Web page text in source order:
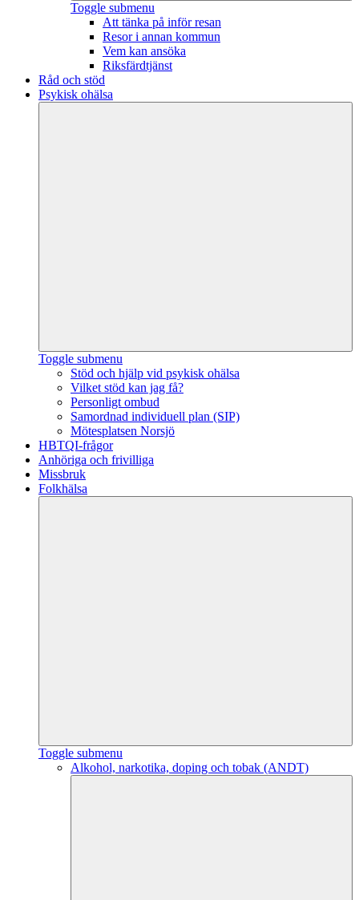
Toggle submenu
Att tänka på inför resan
Resor i annan kommun
Vem kan ansöka
Riksfärdtjänst
Råd och stöd
Psykisk ohälsa
Toggle submenu
Stöd och hjälp vid psykisk ohälsa
Vilket stöd kan jag få?
Personligt ombud
Samordnad individuell plan (SIP)
Mötesplatsen Norsjö
HBTQI-frågor
Anhöriga och frivilliga
Missbruk
Folkhälsa
Toggle submenu
Alkohol, narkotika, doping och tobak (ANDT)